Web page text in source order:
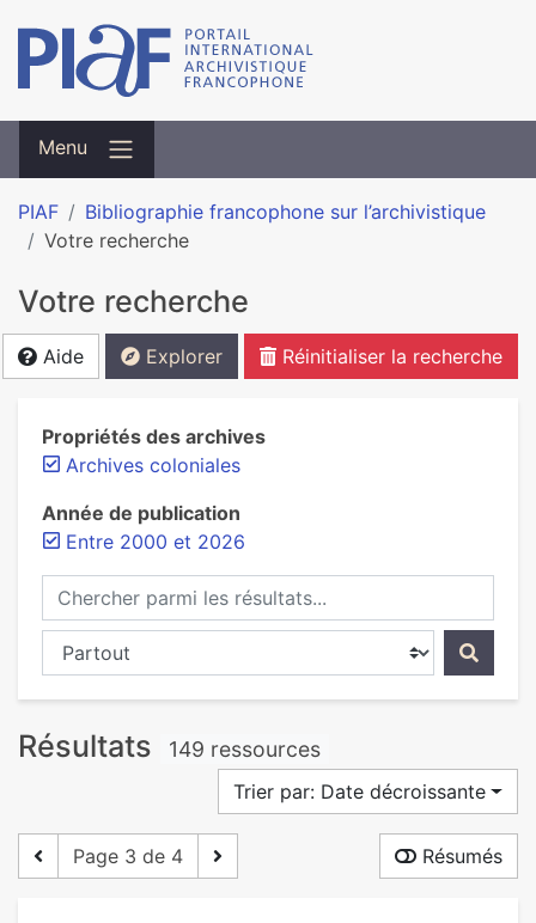
Menu
PIAF
Bibliographie francophone sur l’archivistique
Votre recherche
Votre recherche
Aide Explorer Réinitialiser la recherche
Propriétés des archives
Archives coloniales
Année de publication
Entre 2000 et 2026
Chercher parmi les résultats...
Chercher dans...
Résultats 149 ressources
Trier par: Date décroissante
Page 3 de 4 Résumés